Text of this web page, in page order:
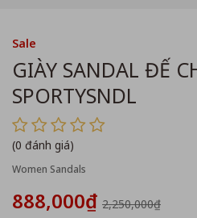
Sale
GIÀY SANDAL ĐẾ
SPORTYSNDL
(0 đánh giá)
Women Sandals
888,000₫ 2,250,000₫